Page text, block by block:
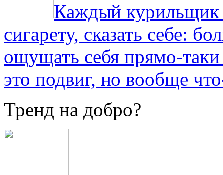
Каждый курильщик
сигарету, сказать себе:
ощущать себя прямо-
это подвиг, но вообще
Тренд на добро?